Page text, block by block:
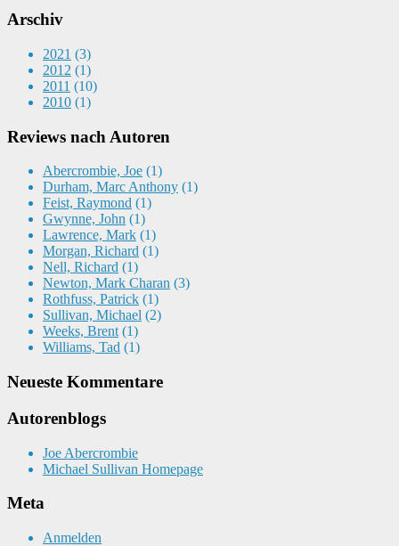
Arschiv
2021 (3)
2012 (1)
2011 (10)
2010 (1)
Reviews nach Autoren
Abercrombie, Joe (1)
Durham, Marc Anthony (1)
Feist, Raymond (1)
Gwynne, John (1)
Lawrence, Mark (1)
Morgan, Richard (1)
Nell, Richard (1)
Newton, Mark Charan (3)
Rothfuss, Patrick (1)
Sullivan, Michael (2)
Weeks, Brent(1)
Williams, Tad (1)
Neueste Kommentare
Autorenblogs
Joe Abercrombie
Michael Sullivan Homepage
Meta
Anmelden